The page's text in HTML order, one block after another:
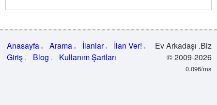
Anasayfa Arama İlanlar
İlan Ver!
Giriş
Blog Kullanım Şartları
Ev Arkadaşı .Biz
© 2009-2026
0.096/ms